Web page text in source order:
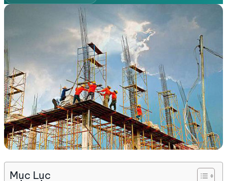
Mục Lục